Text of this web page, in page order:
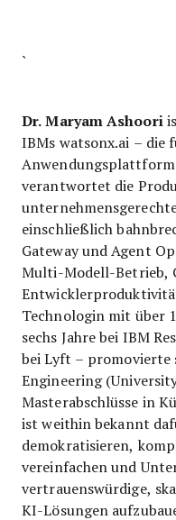
`
Dr. Maryam Ashoori
IBMs watsonx.ai – die
Anwendungsplattform
verantwortet die
einschließlich
Gateway und Agent
Multi-Modell-Betrieb,
Technologin mit über
sechs Jahre bei IBM
bei Lyft – promovierte
Engineering
Masterabschlüsse in
ist weithin bekannt
demokratisieren,
vereinfachen und
vertrauenswürdige,
KI-Lösungen